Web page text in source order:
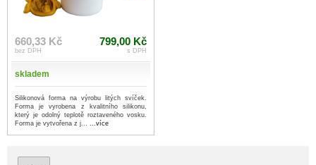
660,33 Kč
bez DPH
799,00 Kč
s DPH
skladem
Silikonová forma na výrobu litých svíček.
Forma je vyrobena z kvalitního silikonu,
který je odolný teplotě roztaveného vosku.
Forma je vytvořena z j... ...více